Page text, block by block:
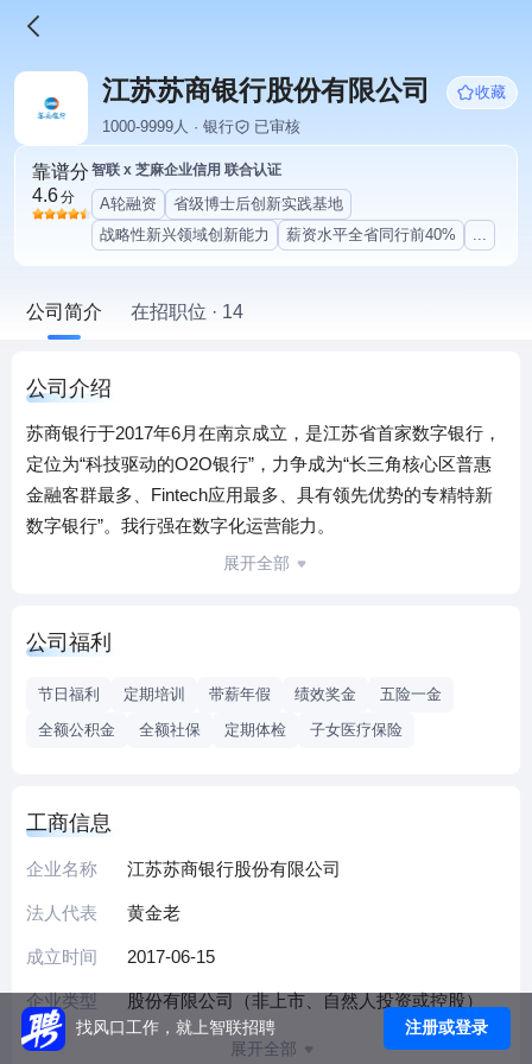
江苏苏商银行股份有限公司
收藏
1000-9999人 · 银行
已审核
靠谱分
4.6分
智联 x 芝麻企业信用 联合认证
A轮融资
省级博士后创新实践基地
战略性新兴领域创新能力
薪资水平全省同行前40% ...
公司简介 在招职位 · 14
公司介绍
苏商银行于2017年6月在南京成立，是江苏省首家数字银行，
定位为“科技驱动的O2O银行”，力争成为“长三角核心区普惠
金融客群最多、Fintech应用最多、具有领先优势的专精特新
数字银行”。我行强在数字化运营能力。
展开全部
公司福利
节日福利 定期培训 带薪年假 绩效奖金
五险一金
全额公积金
全额社保 定期体检 子女医疗保险
工商信息
企业名称 江苏苏商银行股份有限公司
法人代表 黄金老
成立时间 2017-06-15
企业类型 股份有限公司（非上市、自然人投资或控股）
展开全部
找风口工作，就上智联招聘 注册或登录